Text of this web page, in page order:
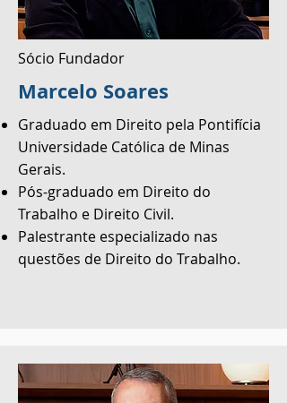
Sócio Fundador
Marcelo Soares
Graduado em Direito pela Pontifícia
Universidade Católica de Minas
Gerais.
Pós-graduado em Direito do
Trabalho e Direito Civil.
Palestrante especializado nas
questões de Direito do Trabalho.